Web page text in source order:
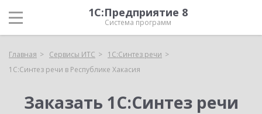
1С:Предприятие 8
Система программ
Главная Сервисы ИТС
1С:Синтез речи
1С:Синтез речи в Республике Хакасия
Заказать 1С:Синтез речи